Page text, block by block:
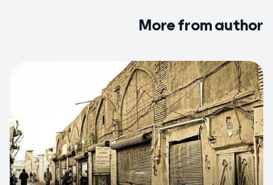
More from author
0